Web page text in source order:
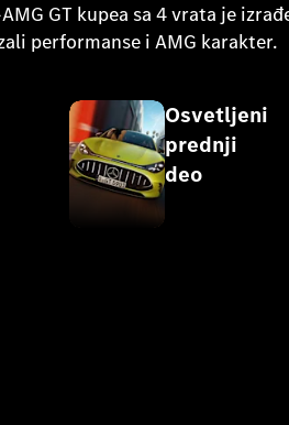
GT kupea sa 4 vrata je
performanse i AMG karakter.
Osvetljeni
prednji
deo